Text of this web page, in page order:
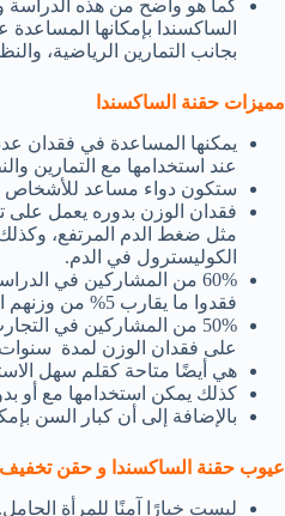
كما هو واضح من هذه الدراسة
الساكسندا بإمكانها
بجانب التمارين الرياضية،
مميزات حقنة الساكسندا
يمكنها المساعدة في فقدان
عند استخدامها مع التمارين
ستكون دواء مساعد للأشخاص
فقدان الوزن بدوره يعمل
مثل ضغط الدم المرتفع،
الكوليسترول في الدم.
60% من المشاركين في
فقدوا ما يقارب 5% من وزنهم الأولّي.
50% من المشاركين في
على فقدان الوزن لمدة
هي أيضًا متاحة كقلم سهل
كذلك يمكن استخدامها مع أو
بالإضافة إلى أن كبار السن
عيوب حقنة الساكسندا و حقن تخفيف
ليست خيارًا آمنًا للمرأة الحامل.